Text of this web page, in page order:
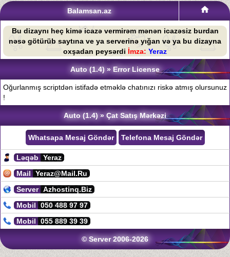
Balamsan.az
Bu dizaynı heç kimə icazə vermirəm mənən icazəsiz burdan
nəsə götürüb saytına ve ya serverinə yığan və ya bu dizayna
oxşadan peysərdi İmza: Yeraz
Auto (1.4) » Error License
Oğurlanmış scriptdən istifadə etməklə chatınızı riskə atmış olursunuz
!
Auto (1.4) » Çat Satış Mərkəzi
Whatsapa Mesaj Göndər Telefona Mesaj Göndər
Ləqəb
Yeraz
Mail
Yeraz@Mail.Ru
Server Azhostinq.Biz
Mobil
050 488 97 97
Mobil
055 889 39 39
© Server 2006-2026